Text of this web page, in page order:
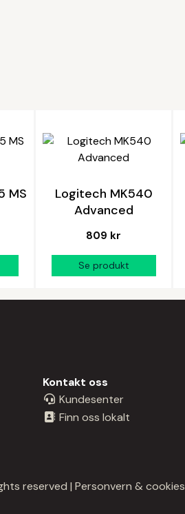
MS
Logitech MK540
Advanced
809 kr
Kontakt oss
Kundesenter
Finn oss lokalt
reserved | Personvern & cookies